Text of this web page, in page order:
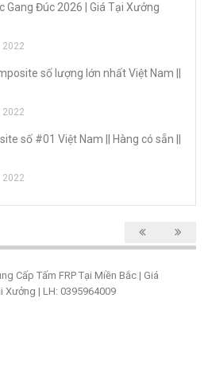
Gang Đúc 2026 | Giá Tại Xưởng
2022
số lượng lớn nhất Việt Nam ||
2022
số #01 Việt Nam || Hàng có sẵn ||
2022
Cấp Tấm FRP Tại Miền Bắc | Giá
Xưởng | LH: 0395964009